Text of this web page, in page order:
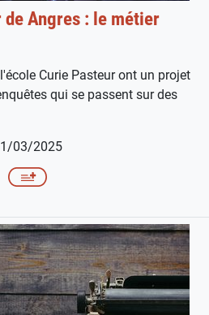
de Angres : le métier
Curie Pasteur ont un projet
qui se passent sur des
03/2025